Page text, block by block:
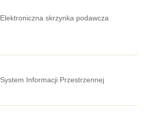
Elektroniczna skrzynka podawcza
System Informacji Przestrzennej